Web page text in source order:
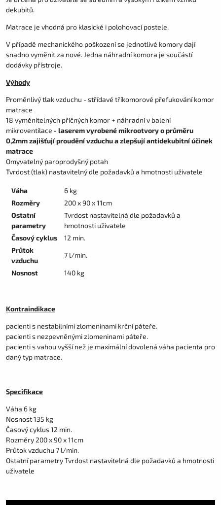
dekubitů.
Matrace je vhodná pro klasické i polohovací postele.
V případě mechanického poškození se jednotlivé komory dají
snadno vyměnit za nové. Jedna náhradní komora je součástí
dodávky přístroje.
Výhody
Proměnlivý tlak vzduchu - střídavé tříkomorové přefukování komor
matrace
18 vyměnitelných příčných komor + náhradní v balení
mikroventilace - laserem vyrobené mikrootvory o průměru
0,2mm zajišťují proudění vzduchu a zlepšují antidekubitní účinek
matrace
Omyvatelný paroprodyšný potah
Tvrdost (tlak) nastavitelný dle požadavků a hmotnosti uživatele
Váha
6 kg
Rozměry
200 x 90 x 11cm
Ostatní
parametry
Tvrdost nastavitelná dle požadavků a
hmotnosti uživatele
Časový cyklus
12 min.
Průtok
vzduchu
7 l/min.
Nosnost 140 kg
Kontraindikace
pacienti s nestabilními zlomeninami krční páteře.
pacienti s nezpevněnými zlomeninami páteře.
pacienti s vahou vyšší než je maximální dovolená váha pacienta pro
daný typ matrace.
Specifikace
Váha 6 kg
Nosnost 135 kg
Časový cyklus 12 min.
Rozměry 200 x 90 x 11cm
Průtok vzduchu 7 l/min.
Ostatní parametry Tvrdost nastavitelná dle požadavků a hmotnosti
uživatele